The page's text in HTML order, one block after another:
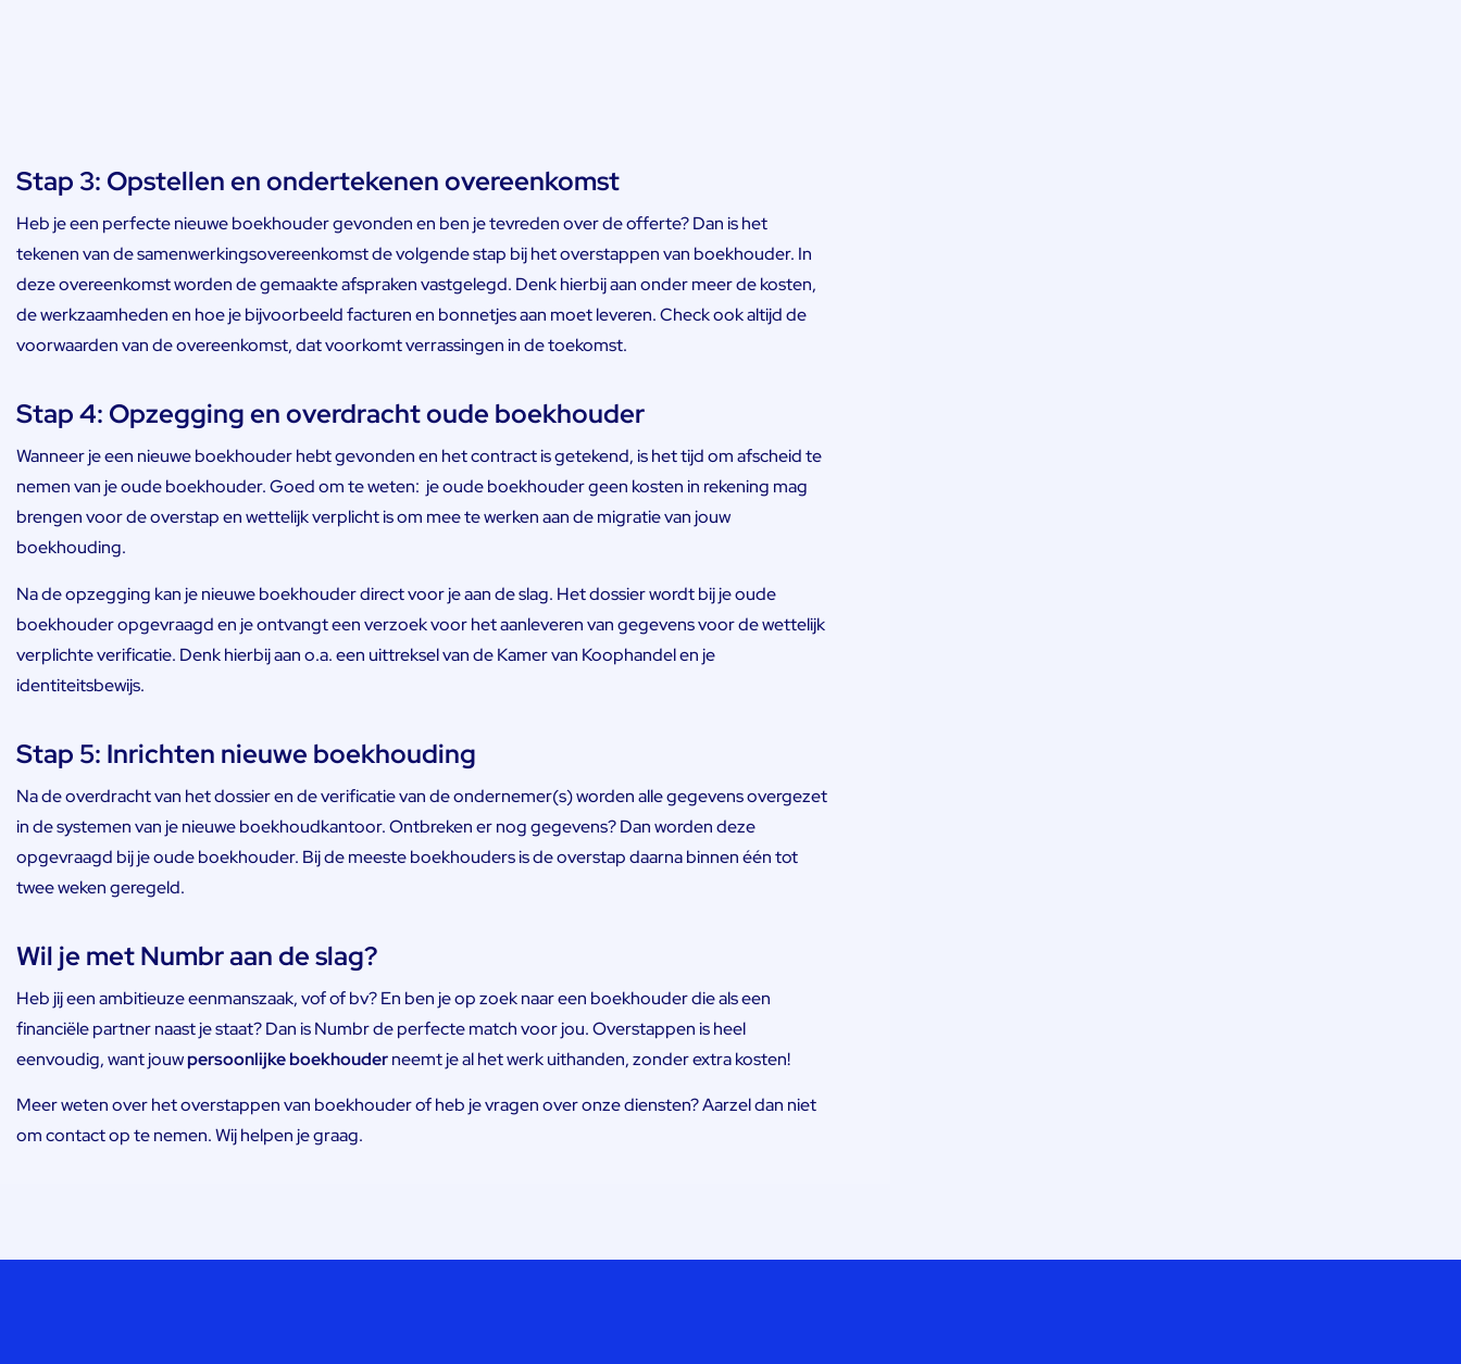
Stap 3: Opstellen en ondertekenen overeenkomst
Heb je een perfecte nieuwe boekhouder gevonden en ben je tevreden over de offerte? Dan is het
tekenen van de samenwerkingsovereenkomst de volgende stap bij het overstappen van boekhouder. In
deze overeenkomst worden de gemaakte afspraken vastgelegd. Denk hierbij aan onder meer de kosten,
de werkzaamheden en hoe je bijvoorbeeld facturen en bonnetjes aan moet leveren. Check ook altijd de
voorwaarden van de overeenkomst, dat voorkomt verrassingen in de toekomst.
Stap 4: Opzegging en overdracht oude boekhouder
Wanneer je een nieuwe boekhouder hebt gevonden en het contract is getekend, is het tijd om afscheid te
nemen van je oude boekhouder. Goed om te weten: je oude boekhouder geen kosten in rekening mag
brengen voor de overstap en wettelijk verplicht is om mee te werken aan de migratie van jouw
boekhouding.
Na de opzegging kan je nieuwe boekhouder direct voor je aan de slag. Het dossier wordt bij je oude
boekhouder opgevraagd en je ontvangt een verzoek voor het aanleveren van gegevens voor de wettelijk
verplichte verificatie. Denk hierbij aan o.a. een uittreksel van de Kamer van Koophandel en je
identiteitsbewijs.
Stap 5: Inrichten nieuwe boekhouding
Na de overdracht van het dossier en de verificatie van de ondernemer(s) worden alle gegevens overgezet
in de systemen van je nieuwe boekhoudkantoor. Ontbreken er nog gegevens? Dan worden deze
opgevraagd bij je oude boekhouder. Bij de meeste boekhouders is de overstap daarna binnen één tot
twee weken geregeld.
Wil je met Numbr aan de slag?
Heb jij een ambitieuze eenmanszaak, vof of bv? En ben je op zoek naar een boekhouder die als een
financiële partner naast je staat? Dan is Numbr de perfecte match voor jou. Overstappen is heel
eenvoudig, want jouwpersoonlijke boekhouderneemt je al het werk uithanden, zonder extra kosten!
Meer weten over het overstappen van boekhouder of heb je vragen over onze diensten? Aarzel dan niet
om contact op te nemen. Wij helpen je graag.